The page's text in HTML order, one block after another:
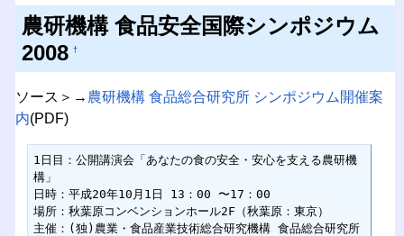
農研機構 食品安全国際シンポジウム
2008 †
ソース＞→ 農研機構 食品総合研究所 シンポジウム開催案
内(PDF)
1日目：公開講演会「あなたの食の安全・安心を支える農研機
構」
日時：平成20年10月1日 13：00 〜17：00
場所：秋葉原コンベンションホール2F（秋葉原：東京）
主催：(独)農業・食品産業技術総合研究機構 食品総合研究所